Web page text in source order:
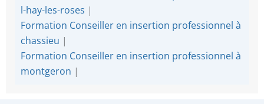
l-hay-les-roses |
Formation Conseiller en insertion professionnel à
chassieu |
Formation Conseiller en insertion professionnel à
montgeron |